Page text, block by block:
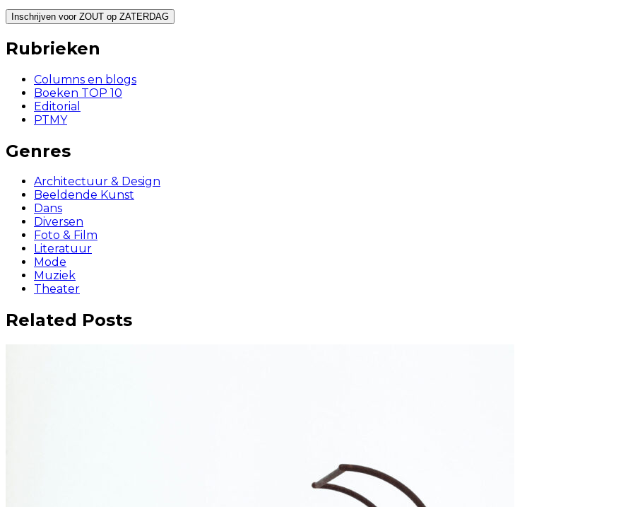
Rubrieken
Columns en blogs
Boeken TOP 10
Editorial
PTMY
Genres
Architectuur & Design
Beeldende Kunst
Dans
Diversen
Foto & Film
Literatuur
Mode
Muziek
Theater
Related Posts